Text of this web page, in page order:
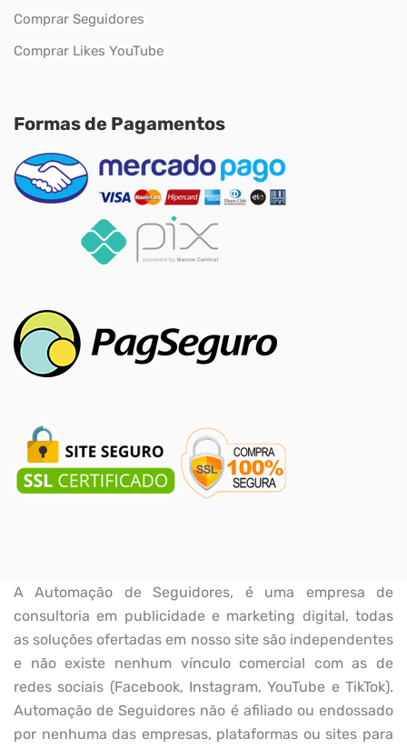
Comprar Seguidores
Comprar Likes YouTube
Formas de Pagamentos
A Automação de Seguidores, é uma empresa de
consultoria em publicidade e marketing digital, todas
as soluções ofertadas em nosso site são independentes
e não existe nenhum vínculo comercial com as de
redes sociais (Facebook, Instagram, YouTube e TikTok).
Automação de Seguidores não é afiliado ou endossado
por nenhuma das empresas, plataformas ou sites para